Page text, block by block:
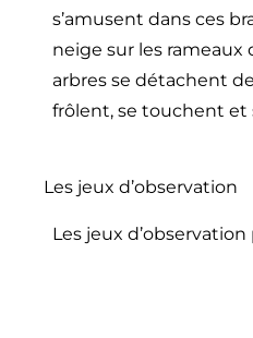
s’amusent dans ces
neige sur les rameaux
arbres se détachent
frôlent, se touchent et
Les jeux d’observation
Les jeux